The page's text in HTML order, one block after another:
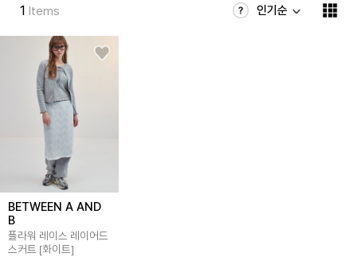
1 Items 인기순
BETWEEN A AND
B
플라워 레이스 레이어드
스커트 [화이트]